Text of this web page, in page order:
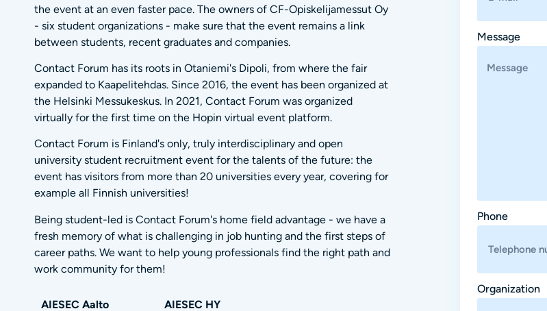
the event at an even faster pace. The owners of CF-Opiskelijamessut Oy
- six student organizations - make sure that the event remains a link
between students, recent graduates and companies.
Contact Forum has its roots in Otaniemi's Dipoli, from where the fair
expanded to Kaapelitehdas. Since 2016, the event has been organized at
the Helsinki Messukeskus. In 2021, Contact Forum was organized
virtually for the first time on the Hopin virtual event platform.
Contact Forum is Finland's only, truly interdisciplinary and open
university student recruitment event for the talents of the future: the
event has visitors from more than 20 universities every year, covering for
example all Finnish universities!
Being student-led is Contact Forum's home field advantage - we have a
fresh memory of what is challenging in job hunting and the first steps of
career paths. We want to help young professionals find the right path and
work community for them!
AIESEC Aalto
AIESEC HY
Message
Phone
Organization